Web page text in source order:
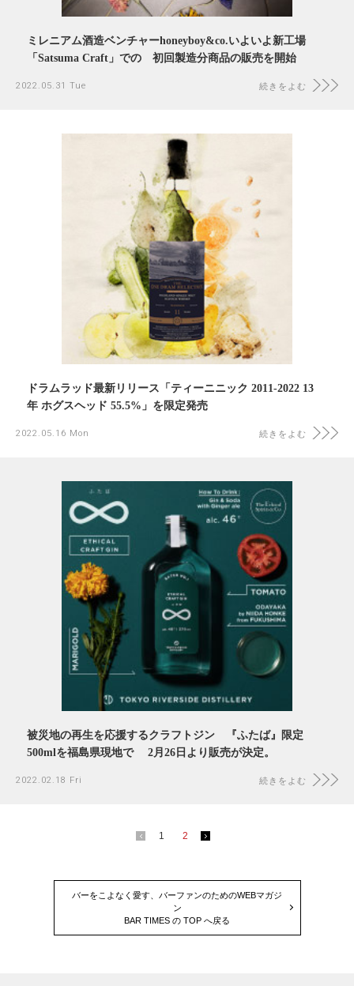
ミレニアム酒造ベンチャーhoneyboy&co.いよいよ新工場
「Satsuma Craft」での 初回製造分商品の販売を開始
2022.05.31 Tue 続きをよむ
ドラムラッド最新リリース「ティーニニック 2011-2022 13
年 ホグスヘッド 55.5%」を限定発売
2022.05.16 Mon 続きをよむ
被災地の再生を応援するクラフトジン 『ふたば』限定
500mlを福島県現地で 2月26日より販売が決定。
2022.02.18 Fri 続きをよむ
1 2
バーをこよなく愛す、バーファンのためのWEBマガジ
ン
BAR TIMES の TOP へ戻る